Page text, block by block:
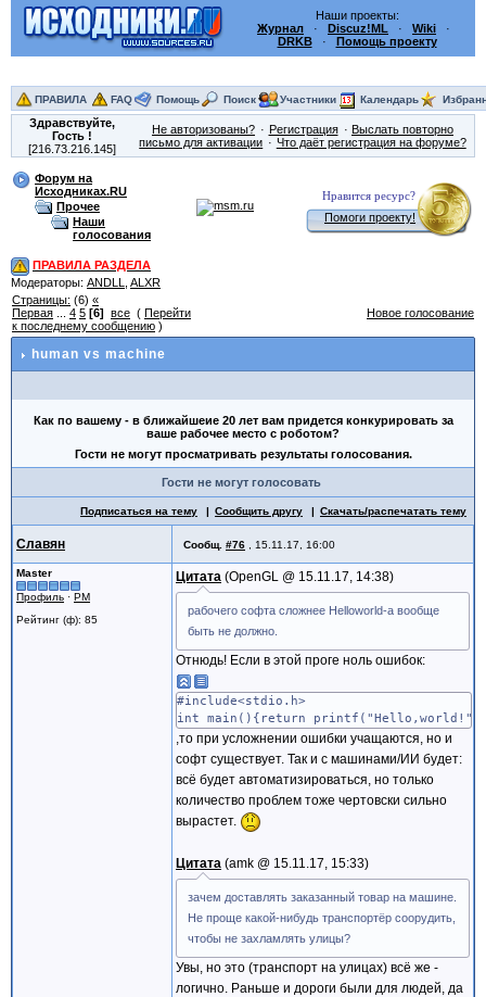
Наши проекты:
Журнал · Discuz!ML · Wiki ·
DRKB· Помощь проекту
ПРАВИЛА FAQ Помощь Поиск Участники Календарь
Здравствуйте,
Гость!
[216.73.216.145]
Не авторизованы? Регистрация
Выслать повторно
письмо для активации
Что даёт регистрация на форуме?
Форум на
Исходниках.RU
Прочее
Наши
голосования
Нравится ресурс?
Помоги проекту!
ПРАВИЛА РАЗДЕЛА
Модераторы: ANDLL
ALXR
Страницы: (6) «
Первая
4 5 [6] все ( Перейти
к последнему сообщению )
Новое голосование
human vs machine
Как по вашему - в ближайшеие 20 лет вам придется конкурировать за
ваше рабочее место с роботом?
Гости не могут просматривать результаты голосования.
Гости не могут голосовать
Подписаться на тему Сообщить другу Скачать/распечатать тему
Славян Сообщ. #76 15.11.17, 16:00
Master
Профиль · PM
Рейтинг (ф): 85
Цитата OpenGL @ 15.11.17, 14:38
рабочего софта сложнее Helloworld-а вообще
быть не должно.
Отнюдь! Если в этой проге ноль ошибок:
#include<stdio.h>
int main(){return
,то при усложнении ошибки учащаются, но и
софт существует. Так и с машинами/ИИ будет:
всё будет автоматизироваться, но только
количество проблем тоже чертовски сильно
вырастет.
Цитата amk @ 15.11.17, 15:33
зачем доставлять заказанный товар на машине.
Не проще какой-нибудь транспортёр соорудить,
чтобы не захламлять улицы?
Увы, но это (транспорт на улицах) всё же -
логично. Раньше и дороги были для людей, да